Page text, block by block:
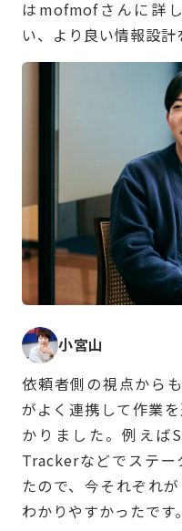
はmofmofさんに詳
い、より良い情報設計
小宮山
依頼者側の視点から
がよく連携して作業
かりました。例えば
Trackerなどでステー
たので、今それぞれ
わかりやすかったです。